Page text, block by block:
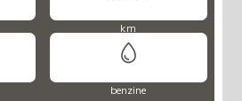
km
benzine